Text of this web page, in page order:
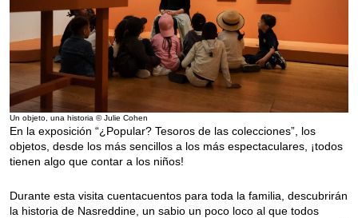
Un objeto, una historia © Julie Cohen
En la exposición “¿Popular? Tesoros de las colecciones”, los
objetos, desde los más sencillos a los más espectaculares, ¡todos
tienen algo que contar a los niños!
Durante esta visita cuentacuentos para toda la familia, descubrirán
la historia de Nasreddine, un sabio un poco loco al que todos